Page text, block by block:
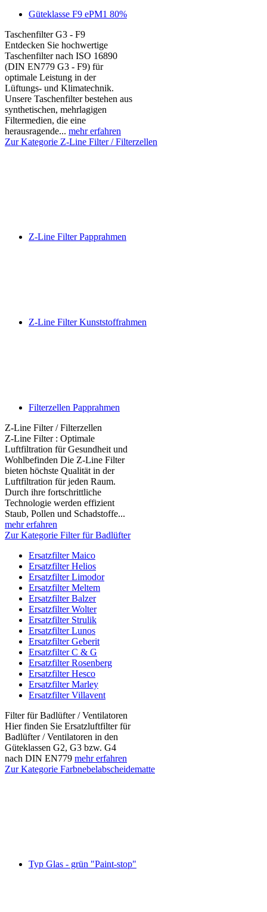
Güteklasse F9 ePM1 80%
Taschenfilter G3 - F9
Entdecken Sie hochwertige
Taschenfilter nach ISO 16890
(DIN EN779 G3 - F9) für
optimale Leistung in der
Lüftungs- und Klimatechnik.
Unsere Taschenfilter bestehen aus
synthetischen, mehrlagigen
Filtermedien, die eine
herausragende... mehr erfahren
Zur Kategorie Z-Line Filter / Filterzellen
Z-Line Filter Papprahmen
Z-Line Filter Kunststoffrahmen
Filterzellen Papprahmen
Z-Line Filter / Filterzellen
Z-Line Filter : Optimale
Luftfiltration für Gesundheit und
Wohlbefinden Die Z-Line Filter
bieten höchste Qualität in der
Luftfiltration für jeden Raum.
Durch ihre fortschrittliche
Technologie werden effizient
Staub, Pollen und Schadstoffe...
mehr erfahren
Zur Kategorie Filter für Badlüfter
Ersatzfilter Maico
Ersatzfilter Helios
Ersatzfilter Limodor
Ersatzfilter Meltem
Ersatzfilter Balzer
Ersatzfilter Wolter
Ersatzfilter Strulik
Ersatzfilter Lunos
Ersatzfilter Geberit
Ersatzfilter C & G
Ersatzfilter Rosenberg
Ersatzfilter Hesco
Ersatzfilter Marley
Ersatzfilter Villavent
Filter für Badlüfter / Ventilatoren
Hier finden Sie Ersatzluftfilter für
Badlüfter / Ventilatoren in den
Güteklassen G2, G3 bzw. G4
nach DIN EN779 mehr erfahren
Zur Kategorie Farbnebelabscheidematte
Typ Glas - grün "Paint-stop"